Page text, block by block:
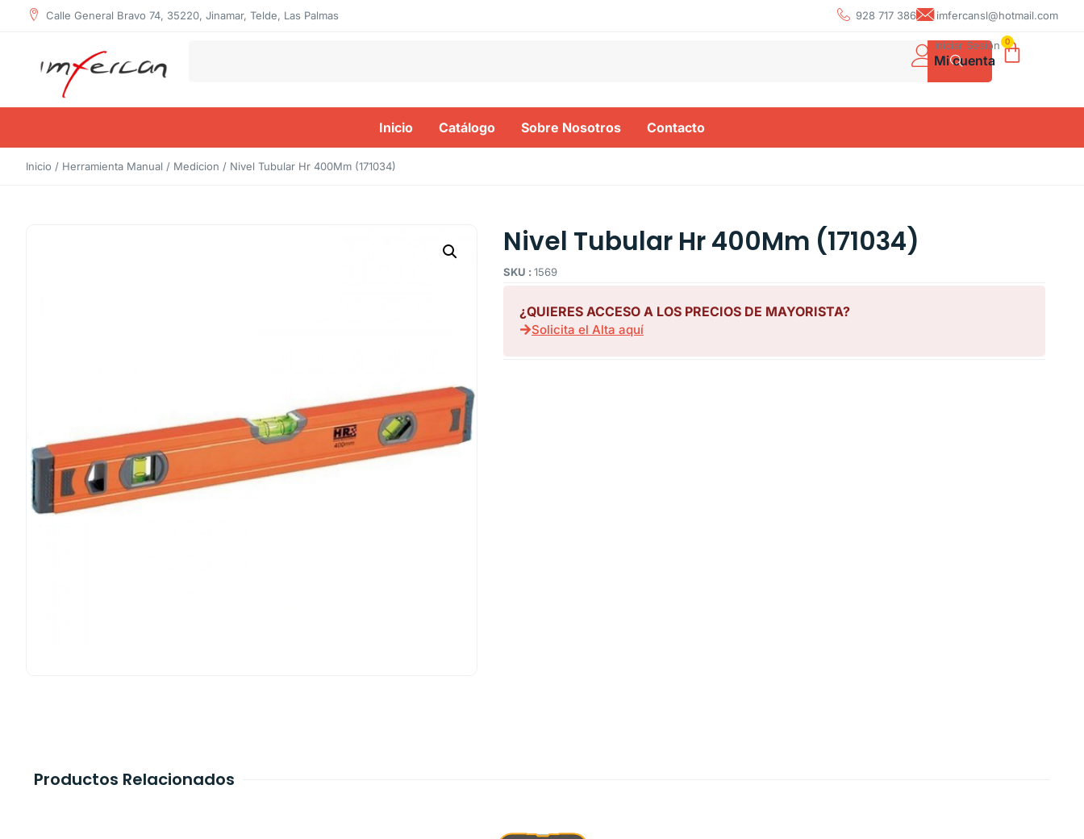
Calle General Bravo 74, 35220, Jinamar, Telde, Las Palmas 928 717 386 imfercansl@hotmail.com
Iniciar Sesión
Mi cuenta
0
Inicio Catálogo Sobre Nosotros Contacto
Inicio / Herramienta Manual / Medicion / Nivel Tubular Hr 400Mm (171034)
Nivel Tubular Hr 400Mm (171034)
SKU : 1569
¿QUIERES ACCESO A LOS PRECIOS DE MAYORISTA?
Solicita el Alta aquí
Productos Relacionados